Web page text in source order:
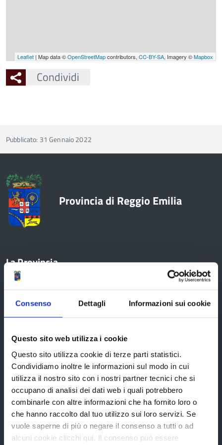
Consenso Dettagli Informazioni sui cookie
Questo sito web utilizza i cookie
Questo sito utilizza cookie di terze parti statistici.
Condividiamo inoltre le informazioni sul modo in cui
utilizza il nostro sito con i nostri partner tecnici che si
occupano di analisi dei dati web i quali potrebbero
combinarle con altre informazioni che ha fornito loro o
che hanno raccolto dal tuo utilizzo sui loro servizi. Se
vuole saperne di più o negare il consenso a tutti o ad
alcuni cookie clicchi qui. Il consenso può essere
Leaflet | Map data ©OpenStreetMapcontributors, CC-BY-SA, Imagery ©Mapbox
Condividi
Pubblicato: 31 Gennaio 2022
Provincia di Reggio Emilia
La Provincia
Storia della Provincia
Edifici e Parchi
Elezioni
Bandi e avvisi